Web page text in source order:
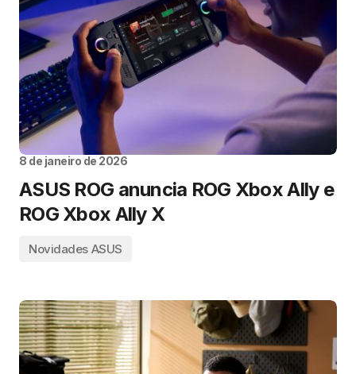
8 de janeiro de 2026
ASUS ROG anuncia ROG Xbox Ally e
ROG Xbox Ally X
Novidades ASUS